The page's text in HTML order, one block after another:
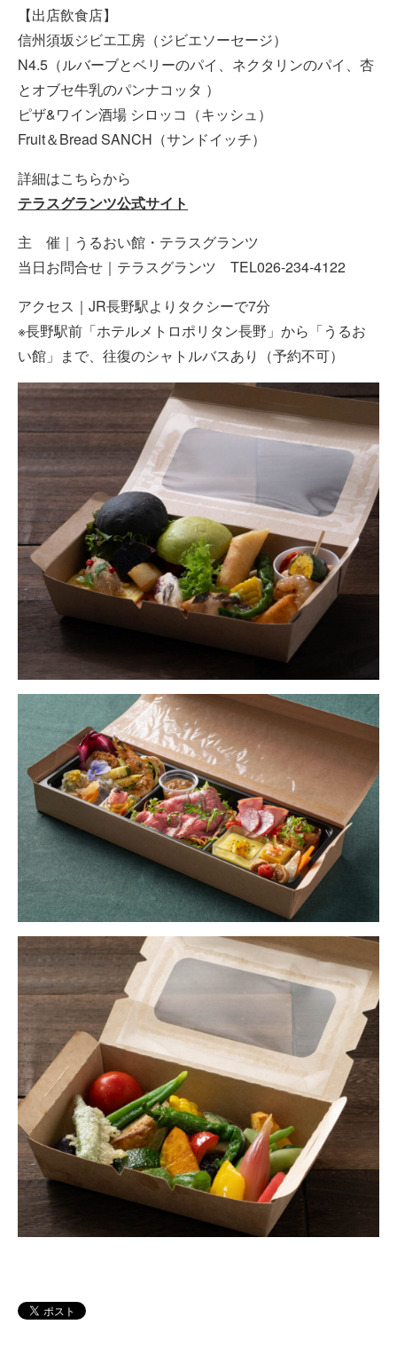
【出店飲食店】
信州須坂ジビエ工房（ジビエソーセージ）
N4.5（ルバーブとベリーのパイ、ネクタリンのパイ、杏
とオブセ牛乳のパンナコッタ ）
ピザ&ワイン酒場 シロッコ（キッシュ）
Fruit＆Bread SANCH（サンドイッチ）
詳細はこちらから
テラスグランツ公式サイト
主 催｜うるおい館・テラスグランツ
当日お問合せ｜テラスグランツ TEL026-234-4122
アクセス｜JR長野駅よりタクシーで7分
※長野駅前「ホテルメトロポリタン長野」から「うるお
い館」まで、往復のシャトルバスあり（予約不可）